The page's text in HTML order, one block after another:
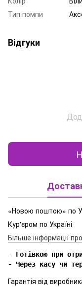
Тип помпи
Відгуки
«Новою поштою» по
Кур'єром по Україні
Більше інформації
-
Готівкою при
- Через касу чи
Гарантія від